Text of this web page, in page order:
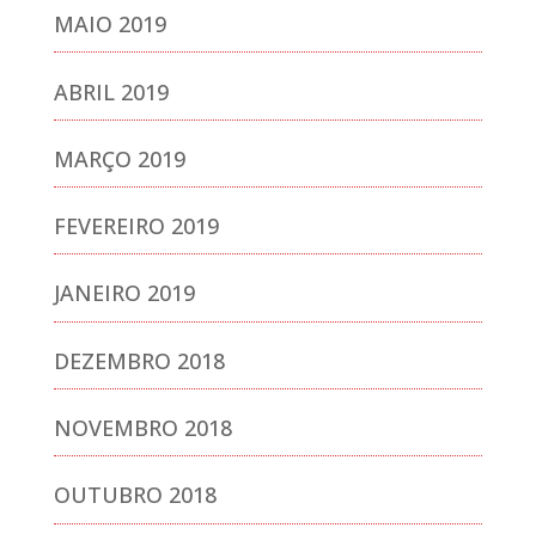
MAIO 2019
ABRIL 2019
MARÇO 2019
FEVEREIRO 2019
JANEIRO 2019
DEZEMBRO 2018
NOVEMBRO 2018
OUTUBRO 2018